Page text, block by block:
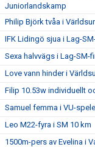
Juniorlandskamp
Philip Björk tvåa i
IFK Lidingö sjua i Lag-
Sexa halvvägs i Lag-SM-
Love vann hinder i
Filip 10.53w individuellt
Samuel femma i VU-
Leo M22-fyra i SM 10 km
1500m-pers av Evelina i